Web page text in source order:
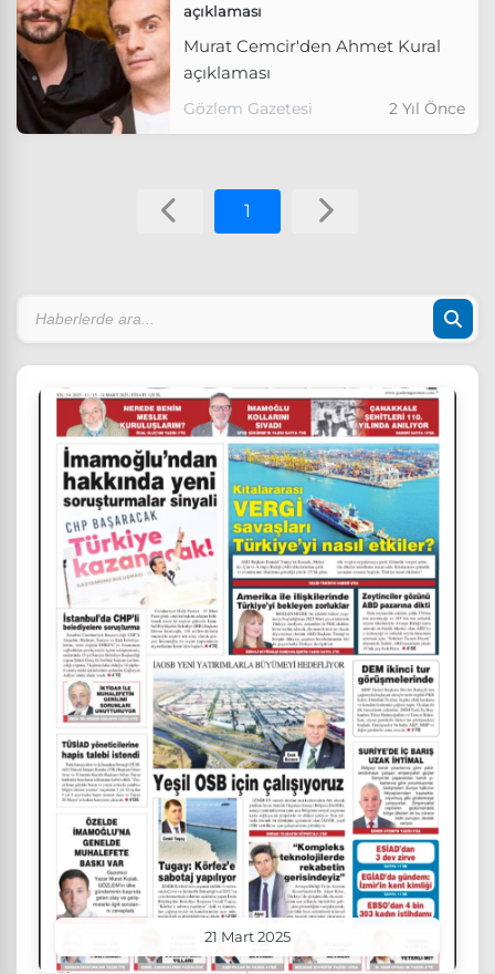
açıklaması
Murat Cemcir'den Ahmet Kural
açıklaması
Gözlem Gazetesi 2 Yıl Önce
1
21 Mart 2025